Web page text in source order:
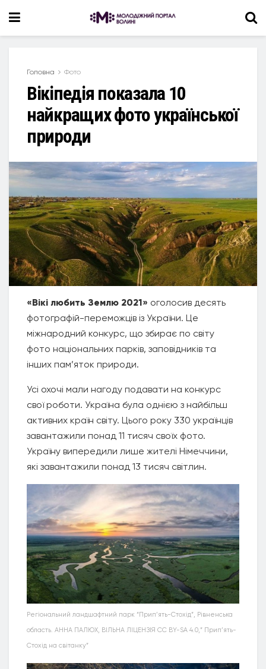
Головна Фото
Вікіпедія показала 10
найкращих фото української
природи
«Вікі любить Землю 2021» оголосив десять
фотографій-переможців із України. Це
міжнародний конкурс, що збирає по світу
фото національних парків, заповідників та
інших пам’яток природи.
Усі охочі мали нагоду подавати на конкурс
свої роботи. Україна була однією з найбільш
активних країн світу. Цього року 330 українців
завантажили понад 11 тисяч своїх фото.
Україну випередили лише жителі Німеччини,
які завантажили понад 13 тисяч світлин.
Регіональний ландшафтний парк “Прип’ять-Стохід”, Рівненська
область. АННА ПАЛЮХ, ВІЛЬНА ЛІЦЕНЗІЯ CC BY-SA 4.0,” Прип’ять-
Стохід на світанку”